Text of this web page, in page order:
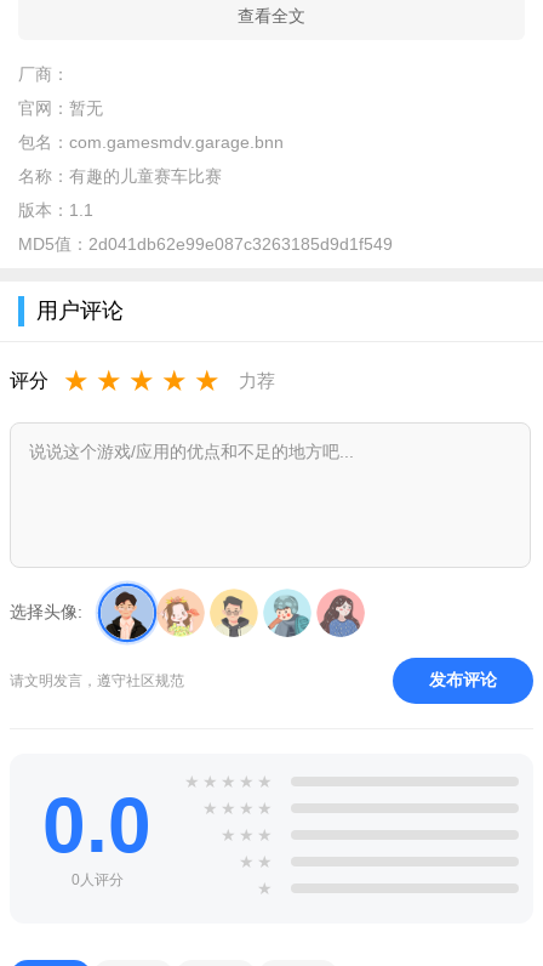
查看全文
厂商：
官网： 暂无
包名： com.gamesmdv.garage.bnn
名称： 有趣的儿童赛车比赛
版本： 1.1
MD5值： 2d041db62e99e087c3263185d9d1f549
用户评论
评分 ★ ★ ★ ★ ★ 力荐
选择头像:
请文明发言，遵守社区规范 发布评论
0.0
0人评分
★ ★ ★ ★ ★
★ ★ ★ ★
★ ★ ★
★ ★
★